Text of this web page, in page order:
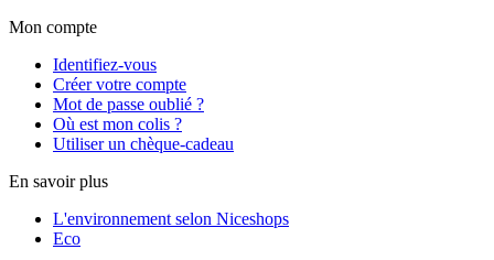
Mon compte
Identifiez-vous
Créer votre compte
Mot de passe oublié ?
Où est mon colis ?
Utiliser un chèque-cadeau
En savoir plus
L'environnement selon Niceshops
Eco